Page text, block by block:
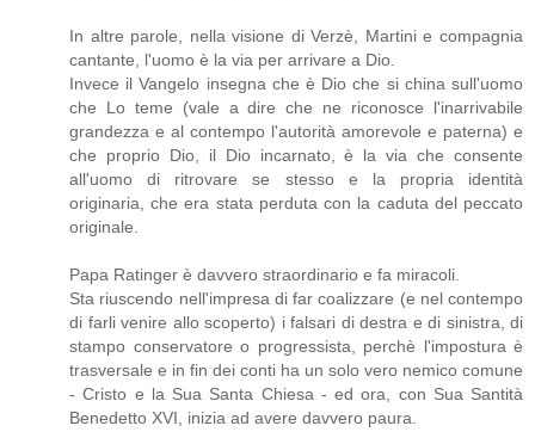
In altre parole, nella visione di Verzè, Martini e compagnia
cantante, l'uomo è la via per arrivare a Dio.
Invece il Vangelo insegna che è Dio che si china sull'uomo
che Lo teme (vale a dire che ne riconosce l'inarrivabile
grandezza e al contempo l'autorità amorevole e paterna) e
che proprio Dio, il Dio incarnato, è la via che consente
all'uomo di ritrovare se stesso e la propria identità
originaria, che era stata perduta con la caduta del peccato
originale.
Papa Ratinger è davvero straordinario e fa miracoli.
Sta riuscendo nell'impresa di far coalizzare (e nel contempo
di farli venire allo scoperto) i falsari di destra e di sinistra, di
stampo conservatore o progressista, perchè l'impostura è
trasversale e in fin dei conti ha un solo vero nemico comune
- Cristo e la Sua Santa Chiesa - ed ora, con Sua Santità
Benedetto XVI, inizia ad avere davvero paura.